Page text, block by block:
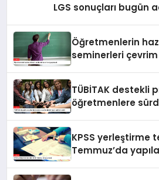
LGS sonuçları bugün
Öğretmenlerin
seminerleri
TÜBİTAK destekli
öğretmenlere
KPSS yerleştirme
Temmuz’da